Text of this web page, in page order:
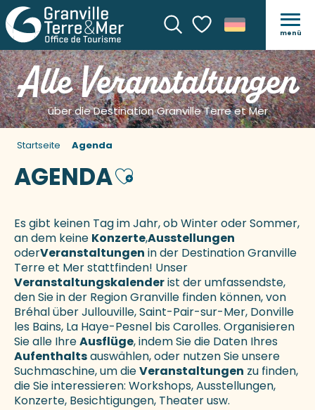
SucheVoir les favoris
menü
Alle Veranstaltungen
über die Destination Granville Terre et Mer
Startseite Agenda
AGENDAAjouter aux favoris
Es gibt keinen Tag im Jahr, ob Winter oder Sommer,
an dem keine Konzerte,Ausstellungen
oderVeranstaltungen in der Destination Granville
Terre et Mer stattfinden! Unser
Veranstaltungskalenderist der umfassendste,
den Sie in der Region Granville finden können, von
Bréhal über Jullouville, Saint-Pair-sur-Mer, Donville
les Bains, La Haye-Pesnel bis Carolles. Organisieren
Sie alle IhreAusflüge, indem Sie die Daten Ihres
Aufenthaltsauswählen, oder nutzen Sie unsere
Suchmaschine, um dieVeranstaltungen zu finden,
die Sie interessieren: Workshops, Ausstellungen,
Konzerte, Besichtigungen, Theater usw.